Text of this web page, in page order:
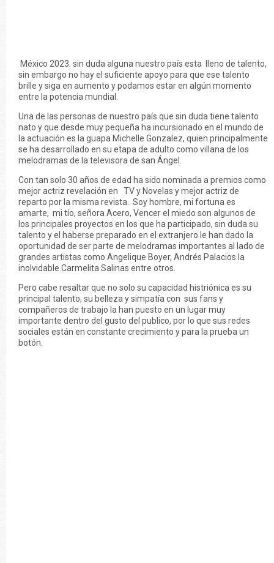
México 2023. sin duda alguna nuestro país esta lleno de talento,
sin embargo no hay el suficiente apoyo para que ese talento
brille y siga en aumento y podamos estar en algún momento
entre la potencia mundial.
Una de las personas de nuestro país que sin duda tiene talento
nato y que desde muy pequeña ha incursionado en el mundo de
la actuación es la guapa Michelle Gonzalez, quien principalmente
se ha desarrollado en su etapa de adulto como villana de los
melodramas de la televisora de san Ángel.
Con tan solo 30 años de edad ha sido nominada a premios como
mejor actriz revelación en TV y Novelas y mejor actriz de
reparto por la misma revista. Soy hombre, mi fortuna es
amarte, mi tío, señora Acero, Vencer el miedo son algunos de
los principales proyectos en los que ha participado, sin duda su
talento y el haberse preparado en el extranjero le han dado la
oportunidad de ser parte de melodramas importantes al lado de
grandes artistas como Angelique Boyer, Andrés Palacios la
inolvidable Carmelita Salinas entre otros.
Pero cabe resaltar que no solo su capacidad histriónica es su
principal talento, su belleza y simpatía con sus fans y
compañeros de trabajo la han puesto en un lugar muy
importante dentro del gusto del publico, por lo que sus redes
sociales están en constante crecimiento y para la prueba un
botón.